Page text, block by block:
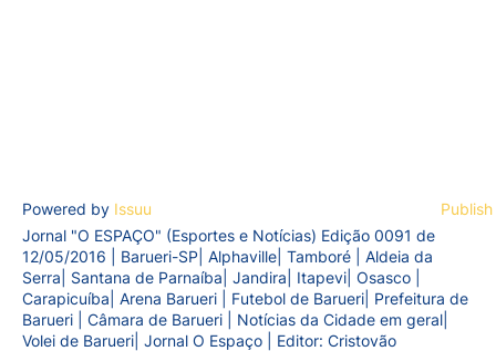
Powered by Issuu
Jornal "O ESPAÇO" (Esportes e Notícias) Edição 0091 de
12/05/2016 | Barueri-SP| Alphaville| Tamboré | Aldeia da
Serra| Santana de Parnaíba| Jandira| Itapevi| Osasco |
Carapicuíba| Arena Barueri | Futebol de Barueri| Prefeitura de
Barueri | Câmara de Barueri | Notícias da Cidade em geral|
Volei de Barueri| Jornal O Espaço | Editor: Cristovão